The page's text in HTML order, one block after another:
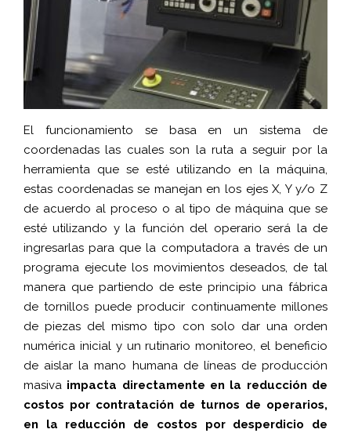
El funcionamiento se basa en un sistema de
coordenadas las cuales son la ruta a seguir por la
herramienta que se esté utilizando en la máquina,
estas coordenadas se manejan en los ejes X, Y y/o Z
de acuerdo al proceso o al tipo de máquina que se
esté utilizando y la función del operario será la de
ingresarlas para que la computadora a través de un
programa ejecute los movimientos deseados, de tal
manera que partiendo de este principio una fábrica
de tornillos puede producir continuamente millones
de piezas del mismo tipo con solo dar una orden
numérica inicial y un rutinario monitoreo, el beneficio
de aislar la mano humana de líneas de producción
masiva impacta directamente en la reducción de
costos por contratación de turnos de operarios,
en la reducción de costos por desperdicio de